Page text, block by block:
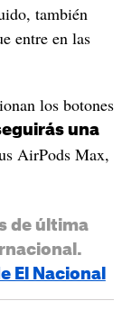
también
entre en las
los botones
una
AirPods Max,
de última
El Nacional